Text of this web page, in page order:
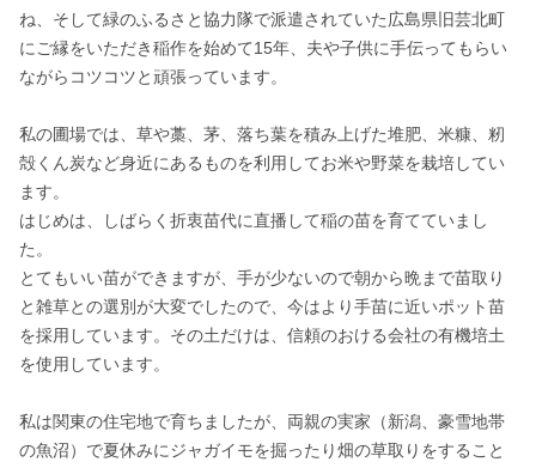
ね、そして緑のふるさと協力隊で派遣されていた広島県旧芸北町
にご縁をいただき稲作を始めて15年、夫や子供に手伝ってもらい
ながらコツコツと頑張っています。
私の圃場では、草や藁、茅、落ち葉を積み上げた堆肥、米糠、籾
殻くん炭など身近にあるものを利用してお米や野菜を栽培してい
ます。
はじめは、しばらく折衷苗代に直播して稲の苗を育てていまし
た。
とてもいい苗ができますが、手が少ないので朝から晩まで苗取り
と雑草との選別が大変でしたので、今はより手苗に近いポット苗
を採用しています。その土だけは、信頼のおける会社の有機培土
を使用しています。
私は関東の住宅地で育ちましたが、両親の実家（新潟、豪雪地帯
の魚沼）で夏休みにジャガイモを掘ったり畑の草取りをすること